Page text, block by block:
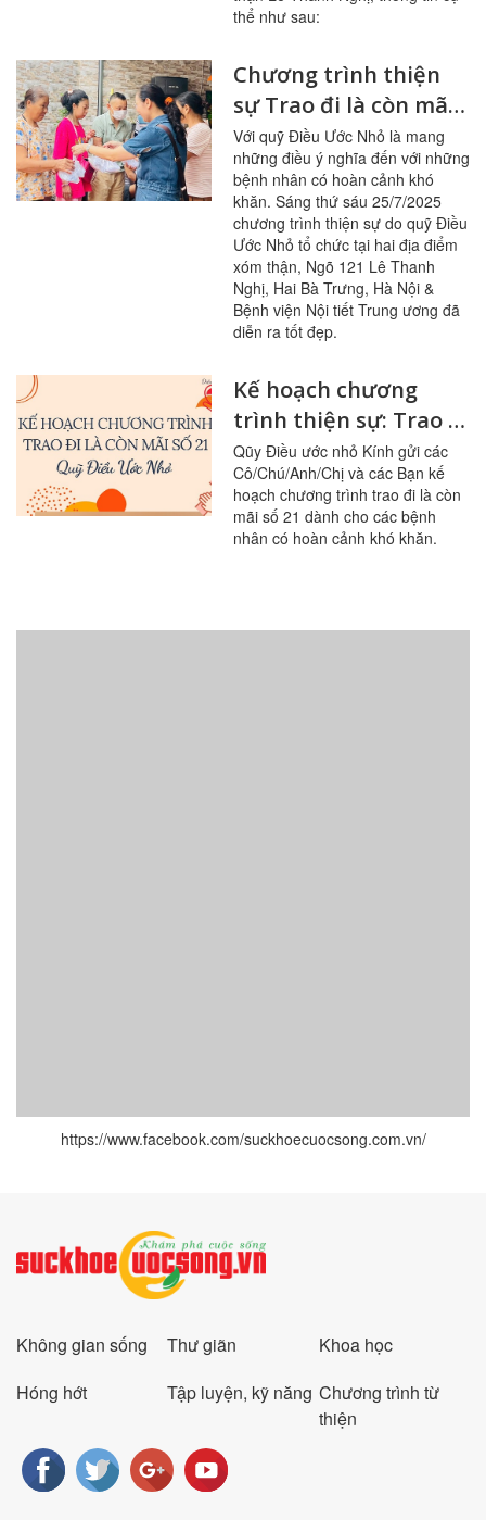
thể như sau:
Chương trình thiện
sự Trao đi là còn mãi
số 21: suất ăn ấm lòng
Với quỹ Điều Ước Nhỏ là mang
những điều ý nghĩa đến với những
bệnh nhân có hoàn cảnh khó
khăn. Sáng thứ sáu 25/7/2025
chương trình thiện sự do quỹ Điều
Ước Nhỏ tổ chức tại hai địa điểm
xóm thận, Ngõ 121 Lê Thanh
Nghị, Hai Bà Trưng, Hà Nội &
Bệnh viện Nội tiết Trung ương đã
diễn ra tốt đẹp.
Kế hoạch chương
trình thiện sự: Trao đi
là còn mãi số 21
Qũy Điều ước nhỏ Kính gửi các
Cô/Chú/Anh/Chị và các Bạn kế
hoạch chương trình trao đi là còn
mãi số 21 dành cho các bệnh
nhân có hoàn cảnh khó khăn.
https://www.facebook.com/suckhoecuocsong.com.vn/
Không gian sống Thư giãn
Khoa học
Hóng hớt
Tập luyện, kỹ năng Chương trình từ
thiện